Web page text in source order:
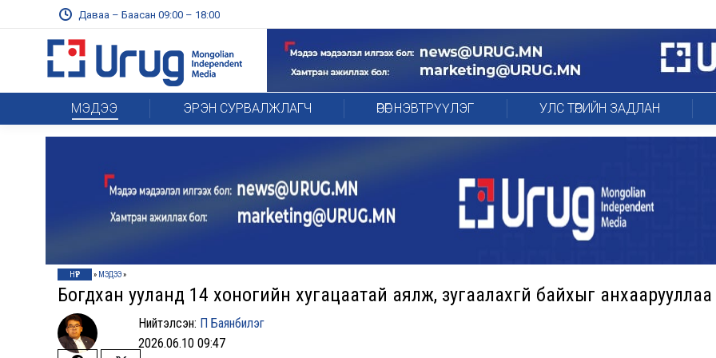
Даваа – Баасан 09:00 – 18:00
МЭДЭЭ ЭРЭН СУРВАЛЖЛАГЧ ӨРӨГ НЭВТРҮҮЛЭГ УЛС ТӨРИЙН ЗАДЛАН
НҮҮР » МЭДЭЭ»
Богдхан ууланд 14 хоногийн хугацаатай аялж, зугаалахгүй байхыг анхаарууллаа
Нийтэлсэн: П Баянбилэг
2026.06.10 09:47